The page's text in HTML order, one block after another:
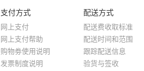
支付方式
网上支付
网上支付帮助
购物劵使用说明
发票制度说明
配送方式
配送费收取标准
配送时间和范围
跟踪配送信息
验货与签收